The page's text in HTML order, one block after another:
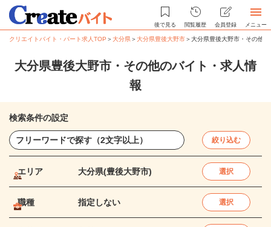
後で見る 閲覧履歴 会員登録 メニュー
クリエイトバイト・パート求人TOP ＞大分県＞大分県豊後大野市＞大分県豊後大野市・その他
大分県豊後大野市・その他のバイト・求人情
報
検索条件の設定
絞り込む
エリア 大分県(豊後大野市) 選択
職種 指定しない 選択